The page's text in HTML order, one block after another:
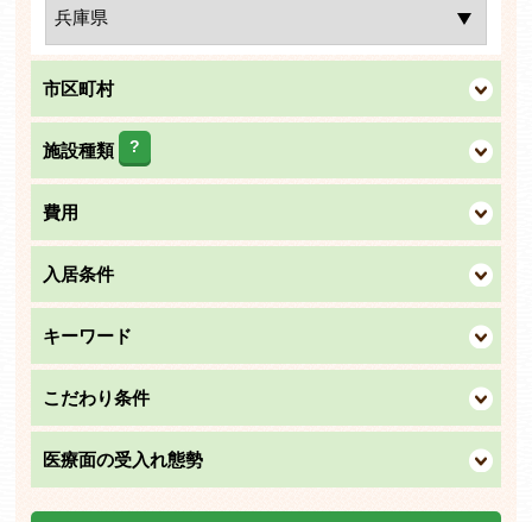
市区町村
施設種類 ?
費用
入居条件
キーワード
こだわり条件
医療面の受入れ態勢